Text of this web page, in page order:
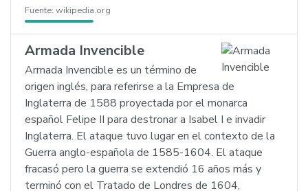
Fuente: wikipedia.org
Armada Invencible
Armada Invencible es un término de
origen inglés, para referirse a la Empresa de
Inglaterra de 1588 proyectada por el monarca
español Felipe II para destronar a Isabel I e invadir
Inglaterra. El ataque tuvo lugar en el contexto de la
Guerra anglo-española de 1585-1604. El ataque
fracasó pero la guerra se extendió 16 años más y
terminó con el Tratado de Londres de 1604,